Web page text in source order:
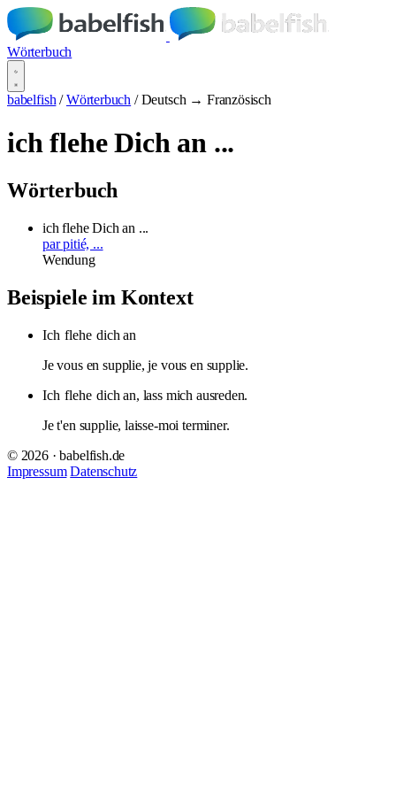
Wörterbuch
babelfish / Wörterbuch / Deutsch → Französisch
ich flehe Dich an ...
Wörterbuch
ich flehe Dich an ...
par pitié, ...
Wendung
Beispiele im Kontext
Ich flehe dich an
Je vous en supplie, je vous en supplie.
Ich flehe dich an, lass mich ausreden.
Je t'en supplie, laisse-moi terminer.
© 2026 · babelfish.de
Impressum Datenschutz